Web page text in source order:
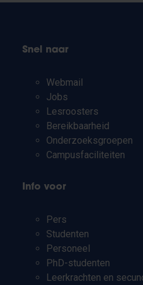
Snel naar
Webmail
Jobs
Lesroosters
Bereikbaarheid
Onderzoeksgroepen
Campusfaciliteiten
Info voor
Pers
Studenten
Personeel
PhD-studenten
Leerkrachten en